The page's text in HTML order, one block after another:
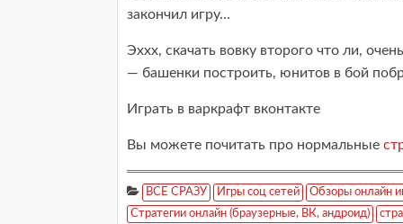
закончил игру…
Эххх, скачать вовку второго что ли,
— башенки построить, юнитов в бой
Играть в варкрафт вконтакте
Вы можете почитать про нормальные
ВСЕ СРАЗУ Игры соц сетей
Обзоры онлайн
Стратегии онлайн (браузерные, ВК, андроид)